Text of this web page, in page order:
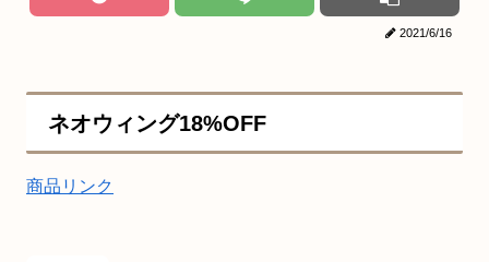
2021/6/16
ネオウィング18%OFF
商品リンク